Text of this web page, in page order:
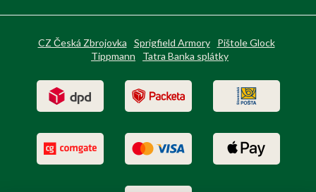
CZ Česká Zbrojovka Sprigfield Armory
Pištole Glock
Tippmann
Tatra Banka splátky